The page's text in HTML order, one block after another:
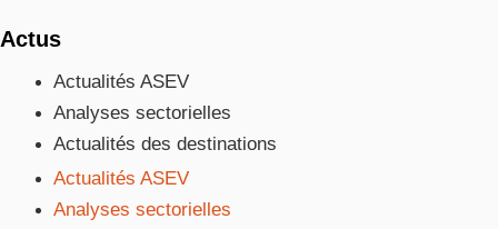
Actus
Actualités ASEV
Analyses sectorielles
Actualités des destinations
Actualités ASEV
Analyses sectorielles